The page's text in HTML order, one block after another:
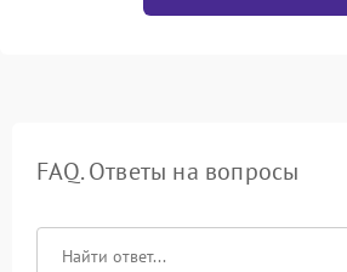
FAQ. Ответы на вопросы